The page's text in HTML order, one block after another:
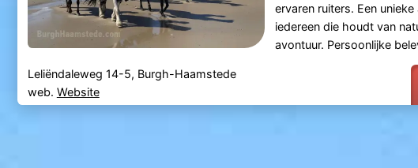
ervaren ruiters. Een
iedereen die houdt van
avontuur. Persoonlijke
Leliëndaleweg 14-5, Burgh-Haamstede
web. Website